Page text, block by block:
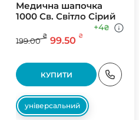
Медична шапочка
1000 Св. Свiтло Сiрий
199.00
₴ 99.50 ₴
+4₴
КУПИТИ
універсальний